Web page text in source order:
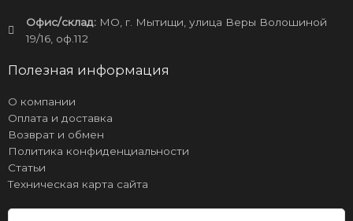
Офис/склад:МО, г. Мытищи, улица Веры Волошиной
19/16, оф.112
Полезная информация
О компании
Оплата и доставка
Возврат и обмен
Политика конфиденциальности
Статьи
Техническая карта сайта